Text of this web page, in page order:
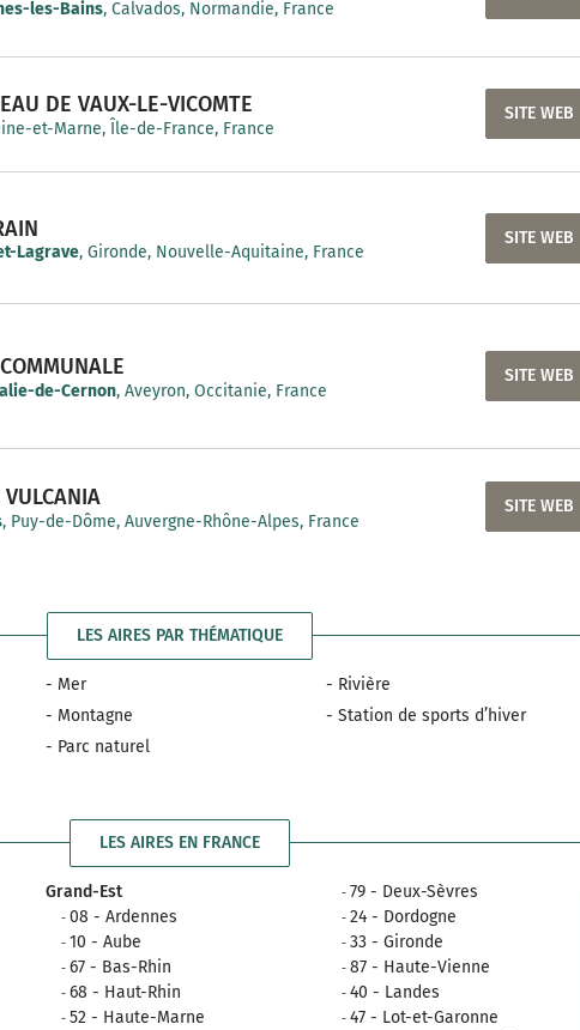
les-Bains, Calvados, Normandie, France
DE VAUX-LE-VICOMTE
et-Marne, Île-de-France, France
SITE WEB
Lagrave, Gironde, Nouvelle-Aquitaine, France
SITE WEB
de-Cernon, Aveyron, Occitanie, France
SITE WEB
VULCANIA
, Puy-de-Dôme, Auvergne-Rhône-Alpes, France
SITE WEB
LES AIRES PAR THÉMATIQUE
- Mer
- Montagne
- Parc naturel
- Rivière
- Station de sports d’hiver
LES AIRES EN FRANCE
Grand-Est
08 - Ardennes
10 - Aube
67 - Bas-Rhin
68 - Haut-Rhin
52 - Haute-Marne
79 - Deux-Sèvres
24 - Dordogne
33 - Gironde
87 - Haute-Vienne
40 - Landes
47 - Lot-et-Garonne